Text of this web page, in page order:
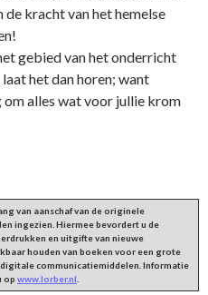
de kracht van het hemelse
gebied van het onderricht
het dan horen; want
om alles wat voor jullie krom
van aanschaf van de originele
ingezien. Hiermee bevordert u de
en uitgifte van nieuwe
houden van boeken voor een grote
communicatiemiddelen. Informatie
op www.lorber.nl